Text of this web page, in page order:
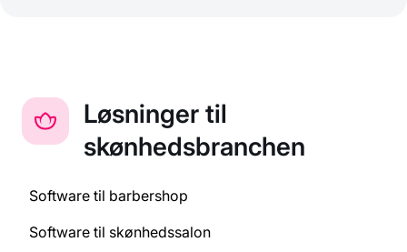
Løsninger til
skønhedsbranchen
Software til barbershop
Software til skønhedssalon